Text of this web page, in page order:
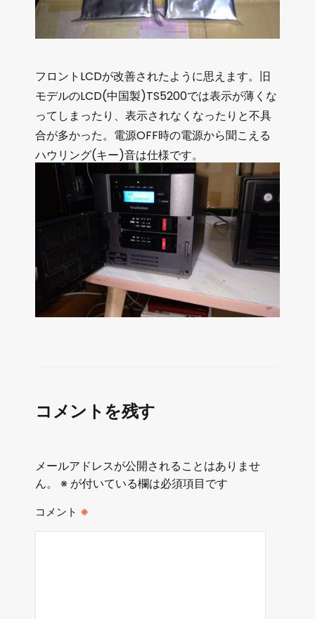
フロントLCDが改善されたように思えます。旧
モデルのLCD(中国製)TS5200では表示が薄くな
ってしまったり、表示されなくなったりと不具
合が多かった。電源OFF時の電源から聞こえる
ハウリング(キー)音は仕様です。
コメントを残す
メールアドレスが公開されることはありませ
ん。
※が付いている欄は必須項目です
コメント ※